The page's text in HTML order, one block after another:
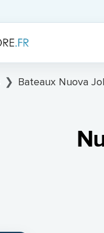
Bateaux Nuova